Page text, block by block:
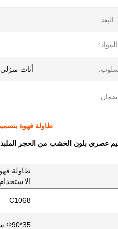
البعد:
أثاث
ضمان:
طاولة قهوة
عصري بلون الخشب من الحجر الملبد
طاولة
C1068
Φ90*35 سم